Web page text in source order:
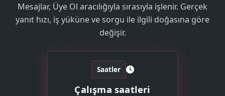
Mesajlar, Üye Ol aracılığıyla sırasıyla işlenir. Gerçek
yanıt hızı, iş yüküne ve sorgu ile ilgili doğasına göre
değişir.
Saatler
Çalışma saatleri